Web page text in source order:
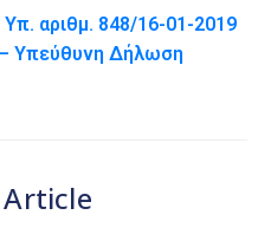
Υπ. αριθμ. 848/16-01-2019
Υπεύθυνη Δήλωση